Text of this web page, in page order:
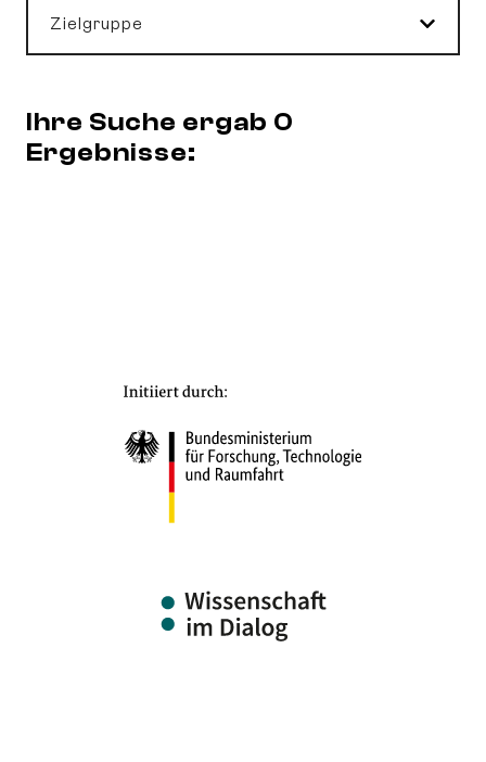
Zielgruppe
Ihre Suche ergab 0
Ergebnisse: